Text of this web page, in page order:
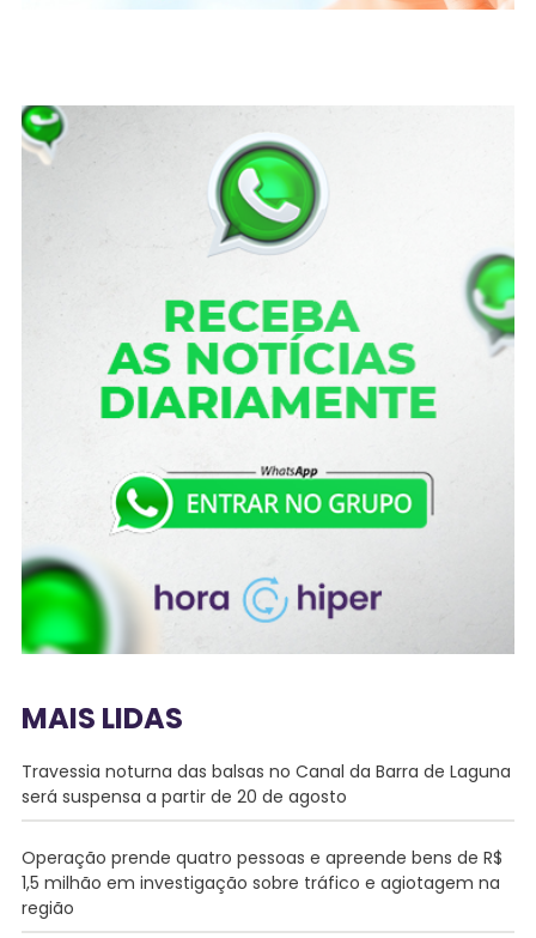
MAIS LIDAS
Travessia noturna das balsas no Canal da Barra de Laguna
será suspensa a partir de 20 de agosto
Operação prende quatro pessoas e apreende bens de R$
1,5 milhão em investigação sobre tráfico e agiotagem na
região